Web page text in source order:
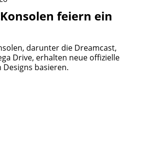
feiern ein
darunter die Dreamcast,
Drive, erhalten neue offizielle
basieren.